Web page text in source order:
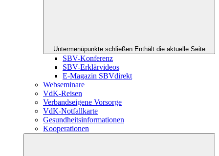
Untermenüpunkte schließen Enthält die aktuelle Seite
SBV-Konferenz
SBV-Erklärvideos
E-Magazin SBVdirekt
Webseminare
VdK-Reisen
Verbandseigene Vorsorge
VdK-Notfallkarte
Gesundheitsinformationen
Kooperationen